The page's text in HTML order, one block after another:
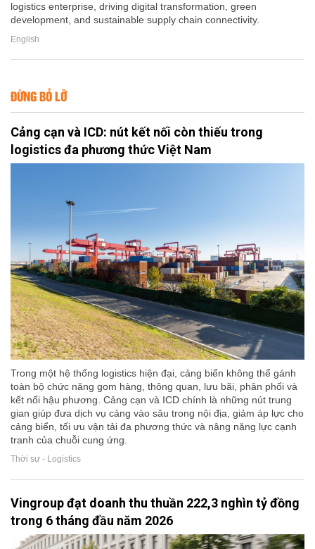
logistics enterprise, driving digital transformation, green
development, and sustainable supply chain connectivity.
English
ĐỪNG BỎ LỠ
Cảng cạn và ICD: nút kết nối còn thiếu trong
logistics đa phương thức Việt Nam
Trong một hệ thống logistics hiện đại, cảng biển không thể gánh
toàn bộ chức năng gom hàng, thông quan, lưu bãi, phân phối và
kết nối hậu phương. Cảng cạn và ICD chính là những nút trung
gian giúp đưa dịch vụ cảng vào sâu trong nội địa, giảm áp lực cho
cảng biển, tối ưu vận tải đa phương thức và nâng năng lực cạnh
tranh của chuỗi cung ứng.
Thời sự - Logistics
Vingroup đạt doanh thu thuần 222,3 nghìn tỷ đồng
trong 6 tháng đầu năm 2026